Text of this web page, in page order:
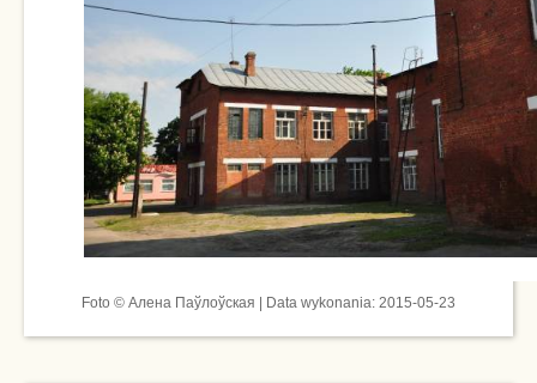
Foto © Алена Паўлоўская | Data wykonania: 2015-05-23